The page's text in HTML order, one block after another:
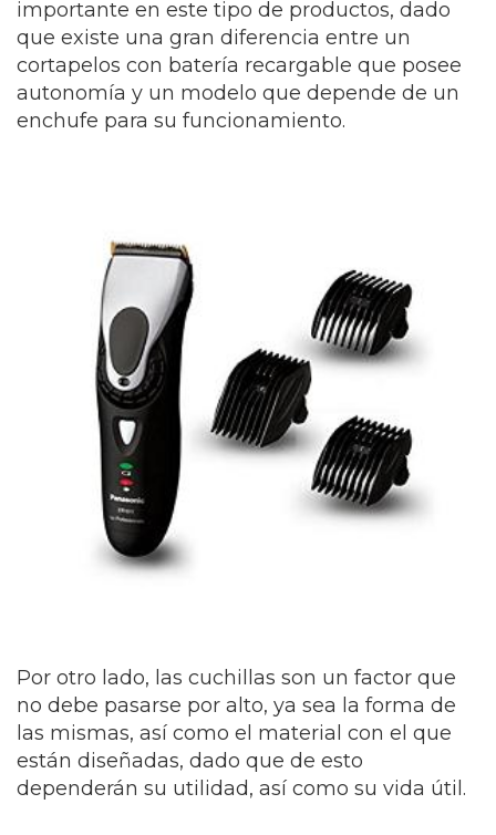
importante en este tipo de productos, dado
que existe una gran diferencia entre un
cortapelos con batería recargable que posee
autonomía y un modelo que depende de un
enchufe para su funcionamiento.
Por otro lado, las cuchillas son un factor que
no debe pasarse por alto, ya sea la forma de
las mismas, así como el material con el que
están diseñadas, dado que de esto
dependerán su utilidad, así como su vida útil.